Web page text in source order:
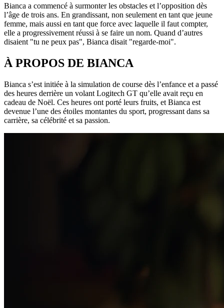
Bianca a commencé à surmonter les obstacles et l’opposition dès
l’âge de trois ans. En grandissant, non seulement en tant que jeune
femme, mais aussi en tant que force avec laquelle il faut compter,
elle a progressivement réussi à se faire un nom. Quand d’autres
disaient "tu ne peux pas", Bianca disait "regarde-moi".
À PROPOS DE BIANCA
Bianca s’est initiée à la simulation de course dès l’enfance et a passé
des heures derrière un volant Logitech GT qu’elle avait reçu en
cadeau de Noël. Ces heures ont porté leurs fruits, et Bianca est
devenue l’une des étoiles montantes du sport, progressant dans sa
carrière, sa célébrité et sa passion.